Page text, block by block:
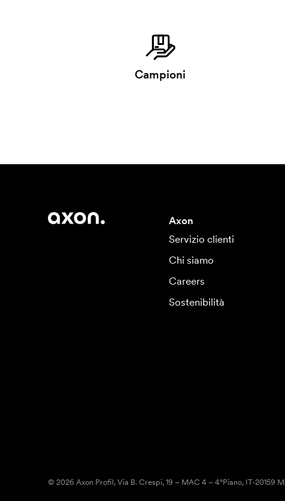
Campioni
Axon
Servizio clienti
Chi siamo
Careers
Sostenibilità
© 2026 Axon Profil, Via B. Crespi, 19 – MAC 4 – 4°Piano, IT-20159